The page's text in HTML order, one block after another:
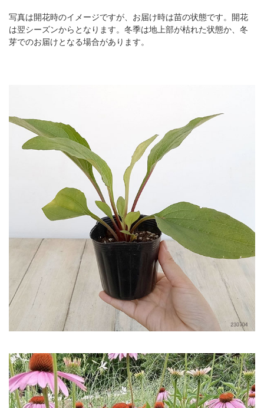
写真は開花時のイメージですが、お届け時は苗の状態です。開花
は翌シーズンからとなります。冬季は地上部が枯れた状態か、冬
芽でのお届けとなる場合があります。